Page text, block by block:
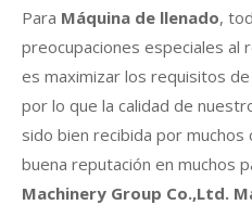
Para Máquina de llenado,
preocupaciones especiales al
es maximizar los requisitos
por lo que la calidad de
sido bien recibida por muchos
buena reputación en muchos
Machinery Group Co.,Ltd.